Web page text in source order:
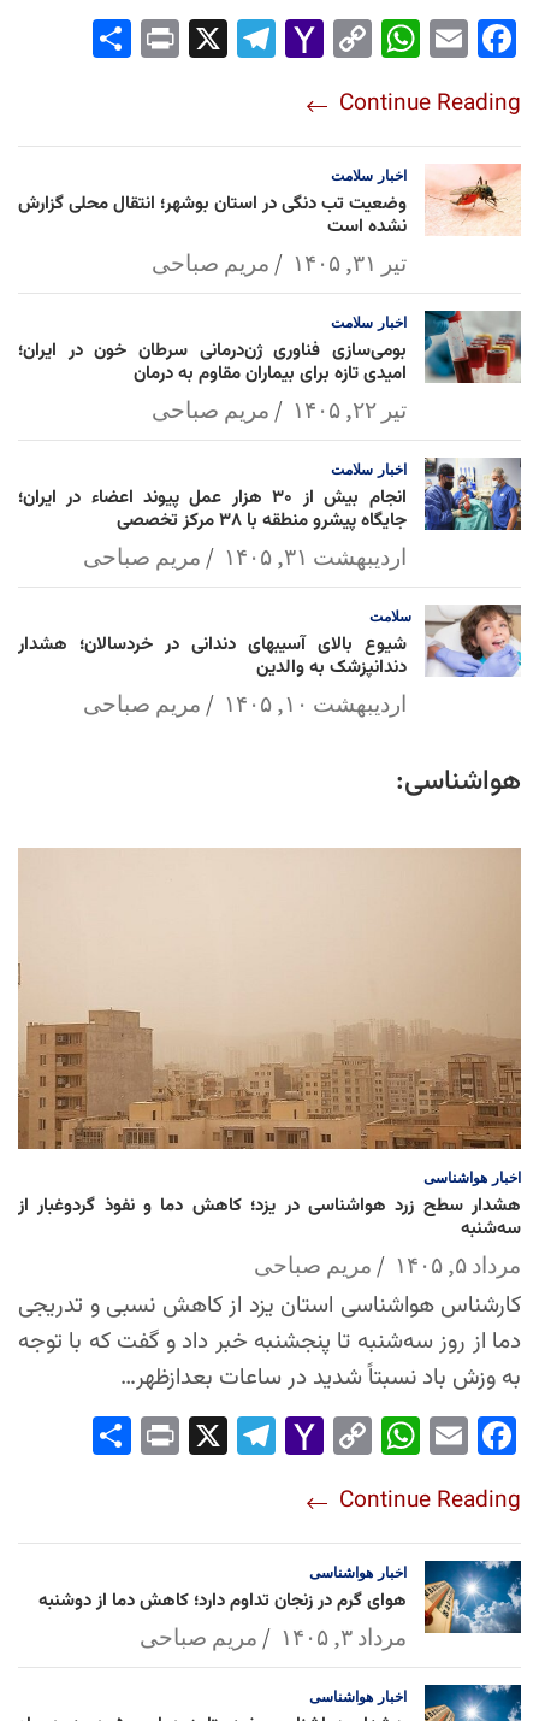
Fac
ok
Em
Wh
Ap
p
Co
Lin
k
Yah
l
Tel
Pri
Continue Reading
اخبار سلامت
وضعیت تب دنگی در استان بوشهر؛ انتقال محلی گزارش
نشده است
تیر ۳۱, ۱۴۰۵ مریم صباحی
اخبار سلامت
بومی‌سازی فناوری ژن‌درمانی سرطان خون در ایران؛
امیدی تازه برای بیماران مقاوم به درمان
تیر ۲۲, ۱۴۰۵ مریم صباحی
اخبار سلامت
انجام بیش از ۳۰ هزار عمل پیوند اعضاء در ایران؛
جایگاه پیشرو منطقه با ۳۸ مرکز تخصصی
اردیبهشت ۳۱, ۱۴۰۵ مریم صباحی
سلامت
شیوع بالای آسیبهای دندانی در خردسالان؛ هشدار
دندانپزشک به والدین
اردیبهشت ۱۰, ۱۴۰۵ مریم صباحی
هواشناسی:
اخبار هواشناسی
هشدار سطح زرد هواشناسی در یزد؛ کاهش دما و نفوذ گردوغبار از
سه‌شنبه
مرداد ۵, ۱۴۰۵ مریم صباحی
کارشناس هواشناسی استان یزد از کاهش نسبی و تدریجی
دما از روز سه‌شنبه تا پنجشنبه خبر داد و گفت که با توجه
به وزش باد نسبتاً شدید در ساعات بعدازظهر…
Fac
ok
Em
Wh
Ap
p
Co
Lin
k
Yah
l
Tel
Pri
Continue Reading
اخبار هواشناسی
هوای گرم در زنجان تداوم دارد؛ کاهش دما از دوشنبه
مرداد ۳, ۱۴۰۵ مریم صباحی
اخبار هواشناسی